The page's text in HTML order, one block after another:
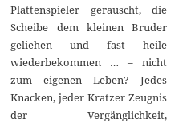
Plattenspieler gerauscht, die
Scheibe dem kleinen Bruder
geliehen und fast heile
wiederbekommen … – nicht
zum eigenen Leben? Jedes
Knacken, jeder Kratzer Zeugnis
der Vergänglichkeit,